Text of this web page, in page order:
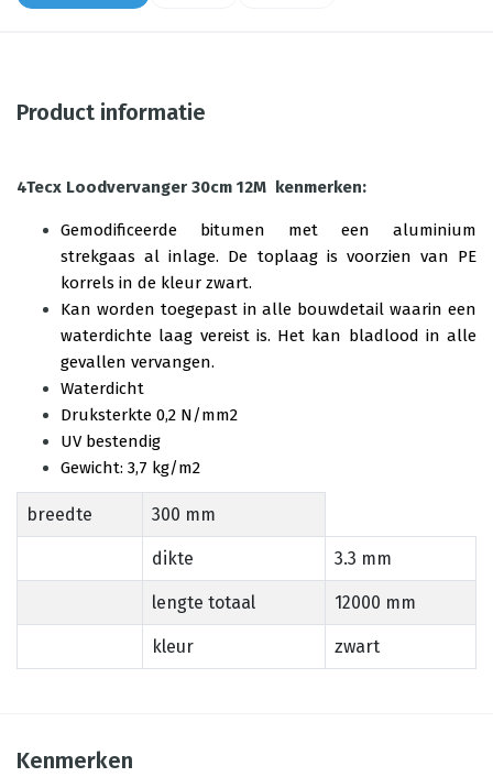
Product informatie
4Tecx Loodvervanger 30cm 12M kenmerken:
Gemodificeerde bitumen met een aluminium
strekgaas al inlage. De toplaag is voorzien van PE
korrels in de kleur zwart.
Kan worden toegepast in alle bouwdetail waarin een
waterdichte laag vereist is. Het kan bladlood in alle
gevallen vervangen.
Waterdicht
Druksterkte 0,2 N/mm2
UV bestendig
Gewicht: 3,7 kg/m2
breedte 300 mm
dikte 3.3 mm
lengte totaal 12000 mm
kleur zwart
Kenmerken